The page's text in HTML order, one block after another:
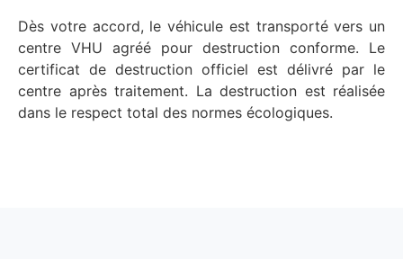
Dès votre accord, le véhicule est transporté vers un
centre VHU agréé pour destruction conforme. Le
certificat de destruction officiel est délivré par le
centre après traitement. La destruction est réalisée
dans le respect total des normes écologiques.